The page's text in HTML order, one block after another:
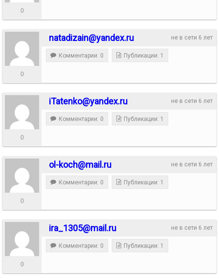
0
не в сети 6 лет
natadizain@yandex.ru
0
Комментарии: 0 Публикации: 1
не в сети 6 лет
iTatenko@yandex.ru
0
Комментарии: 0 Публикации: 1
не в сети 6 лет
ol-koch@mail.ru
0
Комментарии: 0 Публикации: 1
не в сети 6 лет
ira_1305@mail.ru
0
Комментарии: 0 Публикации: 1